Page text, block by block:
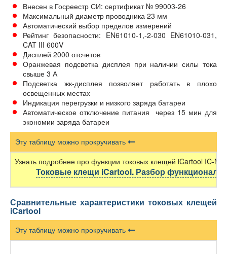
Внесен в Госреестр СИ: сертификат № 99003-26
Максимальный диаметр проводника 23 мм
Автоматический выбор пределов измерений
Рейтинг безопасности: EN61010-1,-2-030 EN61010-031,
CAT III 600V
Дисплей 2000 отсчетов
Оранжевая подсветка дисплея при наличии силы тока
свыше 3 А
Подсветка жк-дисплея позволяет работать в плохо
освещенных местах
Индикация перегрузки и низкого заряда батареи
Автоматическое отключение питания через 15 мин для
экономии заряда батареи
Эту таблицу можно прокручивать
Узнать подробнее про функции токовых клещей iCartool IC-
Токовые клещи iCartool. Разбор функционала
Сравнительные характеристики токовых клещей
iCartool
Эту таблицу можно прокручивать